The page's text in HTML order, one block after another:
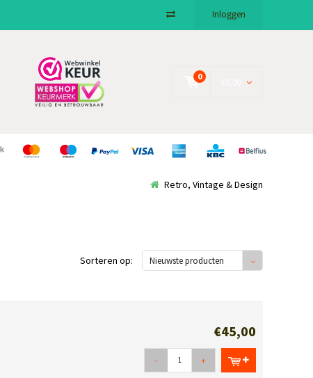
Inloggen
0
Retro, Vintage & Design
Sorteren op: Nieuwste producten
€45,00
- +